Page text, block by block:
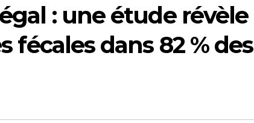
: une étude révèle
fécales dans 82 % des